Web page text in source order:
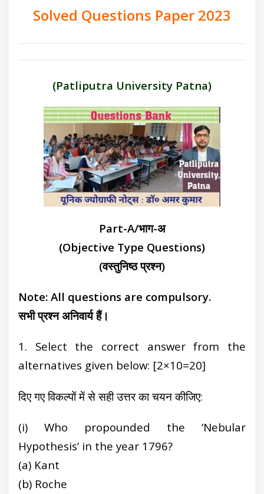
Solved Questions Paper 2023
(Patliputra University Patna)
Part-A/भाग-अ
(Objective Type Questions)
(वस्तुनिष्ठ प्रश्न)
Note: All questions are compulsory.
सभी प्रश्न अनिवार्य हैं।
1. Select the correct answer from the
alternatives given below: [2×10=20]
दिए गए विकल्पों में से सही उत्तर का चयन कीजिए:
(i) Who propounded the ‘Nebular
Hypothesis’ in the year 1796?
(a) Kant
(b) Roche